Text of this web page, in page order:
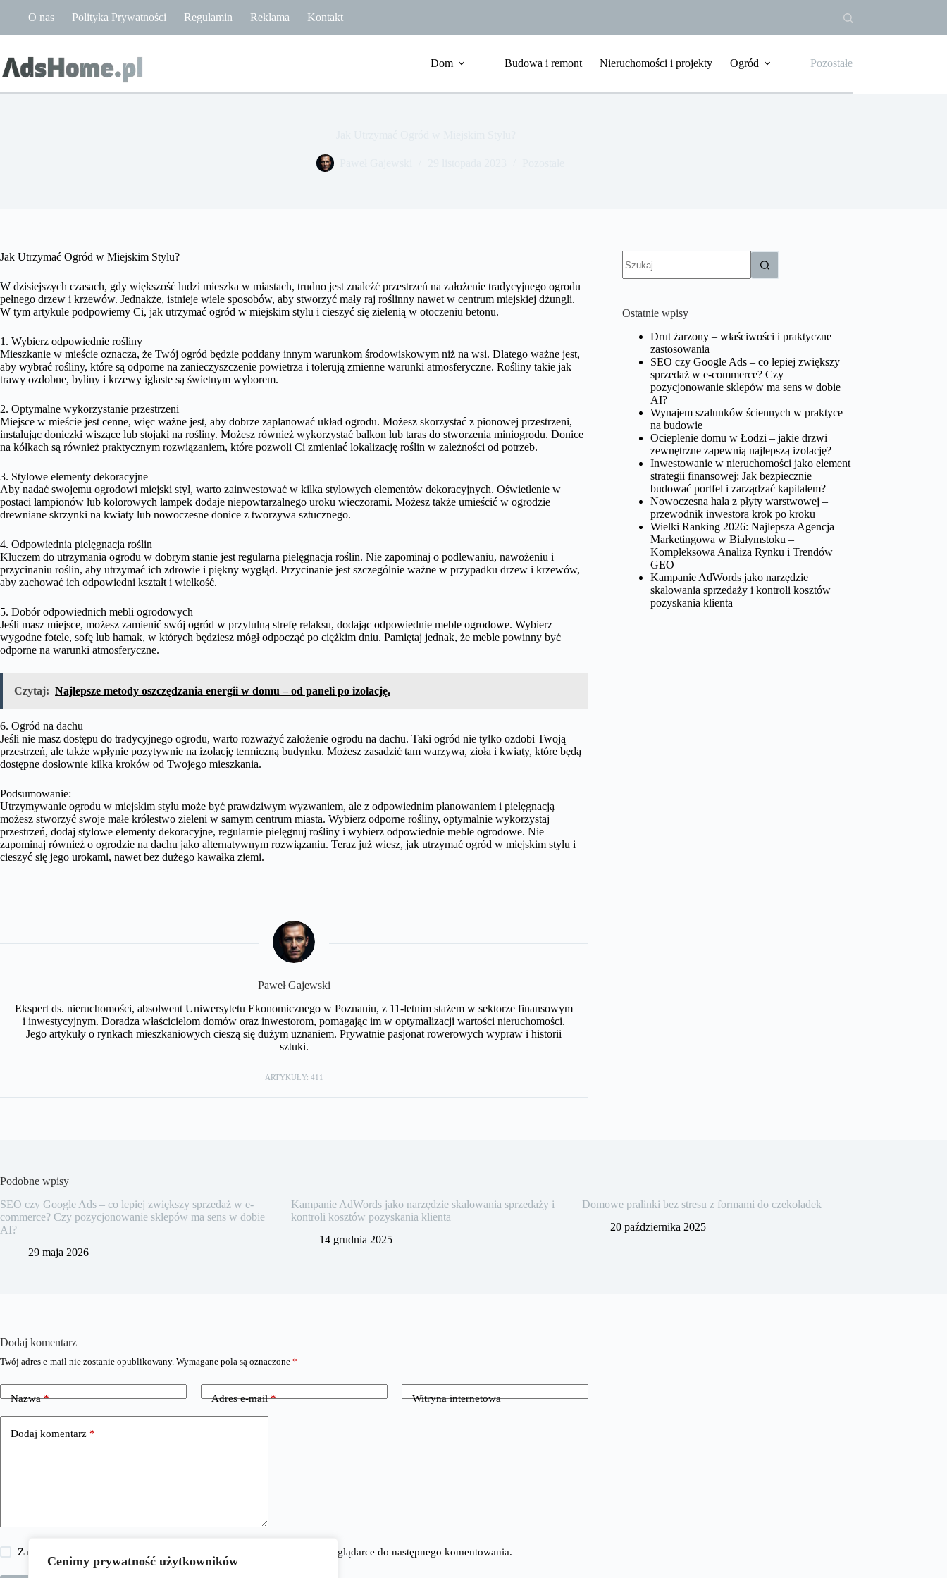
Cenimy prywatność użytkowników
O nas Polityka Prywatności Regulamin Reklama Kontakt
Dom Budowa i remont Nieruchomości i projekty Ogród Pozostałe
Jak Utrzymać Ogród w Miejskim Stylu?
W dzisiejszych czasach, gdy większość ludzi mieszka w miastach, trudno jest znaleźć przestrzeń na założenie tradycyjnego ogrodu
pełnego drzew i krzewów. Jednakże, istnieje wiele sposobów, aby stworzyć mały raj roślinny nawet w centrum miejskiej dżungli.
W tym artykule podpowiemy Ci, jak utrzymać ogród w miejskim stylu i cieszyć się zielenią w otoczeniu betonu.
1. Wybierz odpowiednie rośliny
Mieszkanie w mieście oznacza, że Twój ogród będzie poddany innym warunkom środowiskowym niż na wsi. Dlatego ważne jest,
aby wybrać rośliny, które są odporne na zanieczyszczenie powietrza i tolerują zmienne warunki atmosferyczne. Rośliny takie jak
trawy ozdobne, byliny i krzewy iglaste są świetnym wyborem.
2. Optymalne wykorzystanie przestrzeni
Miejsce w mieście jest cenne, więc ważne jest, aby dobrze zaplanować układ ogrodu. Możesz skorzystać z pionowej przestrzeni,
instalując doniczki wiszące lub stojaki na rośliny. Możesz również wykorzystać balkon lub taras do stworzenia miniogrodu. Donice
na kółkach są również praktycznym rozwiązaniem, które pozwoli Ci zmieniać lokalizację roślin w zależności od potrzeb.
3. Stylowe elementy dekoracyjne
Aby nadać swojemu ogrodowi miejski styl, warto zainwestować w kilka stylowych elementów dekoracyjnych. Oświetlenie w
postaci lampionów lub kolorowych lampek dodaje niepowtarzalnego uroku wieczorami. Możesz także umieścić w ogrodzie
drewniane skrzynki na kwiaty lub nowoczesne donice z tworzywa sztucznego.
4. Odpowiednia pielęgnacja roślin
Kluczem do utrzymania ogrodu w dobrym stanie jest regularna pielęgnacja roślin. Nie zapominaj o podlewaniu, nawożeniu i
przycinaniu roślin, aby utrzymać ich zdrowie i piękny wygląd. Przycinanie jest szczególnie ważne w przypadku drzew i krzewów,
aby zachować ich odpowiedni kształt i wielkość.
5. Dobór odpowiednich mebli ogrodowych
Jeśli masz miejsce, możesz zamienić swój ogród w przytulną strefę relaksu, dodając odpowiednie meble ogrodowe. Wybierz
wygodne fotele, sofę lub hamak, w których będziesz mógł odpocząć po ciężkim dniu. Pamiętaj jednak, że meble powinny być
odporne na warunki atmosferyczne.
Czytaj: Najlepsze metody oszczędzania energii w domu – od paneli po izolację.
6. Ogród na dachu
Jeśli nie masz dostępu do tradycyjnego ogrodu, warto rozważyć założenie ogrodu na dachu. Taki ogród nie tylko ozdobi Twoją
przestrzeń, ale także wpłynie pozytywnie na izolację termiczną budynku. Możesz zasadzić tam warzywa, zioła i kwiaty, które będą
dostępne dosłownie kilka kroków od Twojego mieszkania.
Podsumowanie:
Utrzymywanie ogrodu w miejskim stylu może być prawdziwym wyzwaniem, ale z odpowiednim planowaniem i pielęgnacją
możesz stworzyć swoje małe królestwo zieleni w samym centrum miasta. Wybierz odporne rośliny, optymalnie wykorzystaj
przestrzeń, dodaj stylowe elementy dekoracyjne, regularnie pielęgnuj rośliny i wybierz odpowiednie meble ogrodowe. Nie
zapominaj również o ogrodzie na dachu jako alternatywnym rozwiązaniu. Teraz już wiesz, jak utrzymać ogród w miejskim stylu i
cieszyć się jego urokami, nawet bez dużego kawałka ziemi.
Paweł Gajewski
Ekspert ds. nieruchomości, absolwent Uniwersytetu Ekonomicznego w Poznaniu, z 11-letnim stażem w sektorze finansowym
i inwestycyjnym. Doradza właścicielom domów oraz inwestorom, pomagając im w optymalizacji wartości nieruchomości.
Jego artykuły o rynkach mieszkaniowych cieszą się dużym uznaniem. Prywatnie pasjonat rowerowych wypraw i historii
sztuki.
ARTYKUŁY: 411
wyników
Ostatnie wpisy
Drut żarzony – właściwości i praktyczne
zastosowania
SEO czy Google Ads – co lepiej zwiększy
sprzedaż w e-commerce? Czy
pozycjonowanie sklepów ma sens w dobie
AI?
Wynajem szalunków ściennych w praktyce
na budowie
Ocieplenie domu w Łodzi – jakie drzwi
zewnętrzne zapewnią najlepszą izolację?
Inwestowanie w nieruchomości jako element
strategii finansowej: Jak bezpiecznie
budować portfel i zarządzać kapitałem?
Nowoczesna hala z płyty warstwowej –
przewodnik inwestora krok po kroku
Wielki Ranking 2026: Najlepsza Agencja
Marketingowa w Białymstoku –
Kompleksowa Analiza Rynku i Trendów
GEO
Kampanie AdWords jako narzędzie
skalowania sprzedaży i kontroli kosztów
pozyskania klienta
Podobne wpisy
SEO czy Google Ads – co lepiej zwiększy sprzedaż w e-
commerce? Czy pozycjonowanie sklepów ma sens w dobie
AI?
29 maja 2026
Kampanie AdWords jako narzędzie skalowania sprzedaży i
kontroli kosztów pozyskania klienta
14 grudnia 2025
Domowe pralinki bez stresu z formami do czekoladek
20 października 2025
Dodaj komentarz
Twój adres e-mail nie zostanie opublikowany. Wymagane pola są oznaczone *
Nazwa* Adres e-mail* Witryna internetowa
Dodaj komentarz *
Zapisz moje imię i nazwisko, adres e-mail i stronę internetową w tej przeglądarce do następnego komentowania.